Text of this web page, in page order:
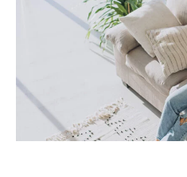
Divani, Poltrone
CONTATTI